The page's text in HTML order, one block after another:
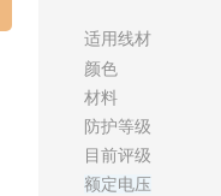
适用线材
颜色
材料
防护等级
目前评级
额定电压